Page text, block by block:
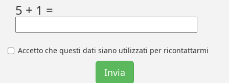
5 + 1 =
Accetto che questi dati siano utilizzati per ricontattarmi